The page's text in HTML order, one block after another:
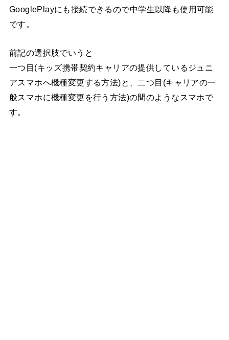
GooglePlayにも接続できるので中学生以降も使用可能
です。
前記の選択肢でいうと
一つ目(キッズ携帯契約キャリアの提供しているジュニ
アスマホへ機種変更する方法)と、二つ目(キャリアの一
般スマホに機種変更を行う方法)の間のようなスマホで
す。